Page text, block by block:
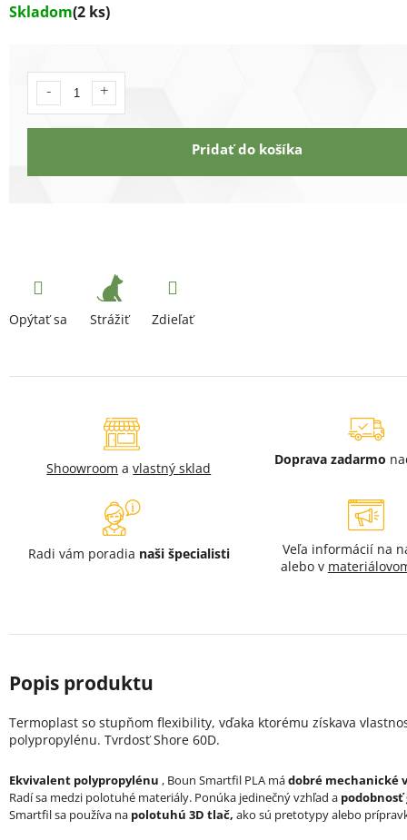
Skladom(2 ks)
Pridať do košíka
Opýtať sa Strážiť Zdieľať
Shoowroom avlastný sklad
Doprava zadarmo
Radi vám poradia naši špecialisti
Veľa informácií na
alebo v
Termoplast so stupňom flexibility, vďaka ktorému získava
polypropylénu. Tvrdosť Shore 60D.
Ekvivalent polypropylénu , Boun Smartfil PLA mádobré mechanické
Radí sa medzi polotuhé materiály. Ponúka jedinečný vzhľad a podobnosť
Smartfil sa používa na polotuhú 3D tlač, ako sú pretotypy alebo